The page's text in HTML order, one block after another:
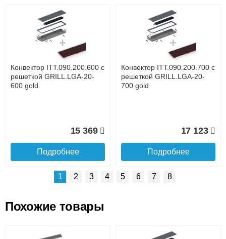
Доставка сантехники по Москве и Московской области
Наличный расчёт
Банковской картой на сайте в режиме реального
времени
Банковской картой при получении товара как при
доставке, так и самовывозом
Интернет-деньгами (Yandex-деньги, Web-money,
Qiwi-кошельки и другие).
Безналичный расчёт (возможно и с НДС)
Конвектор ITT.090.200.600 с
решеткой GRILL.LGA-20-
600 gold
15 369
Подробнее
Конвектор ITT.090.200.700 с
решеткой GRILL.LGA-20-
700 gold
17 123
Подробнее
Конвектор ITT.090.200.1400 Конвектор ITT.090.200.1300
1 2 3 4 5 6 7 8
Похожие товары